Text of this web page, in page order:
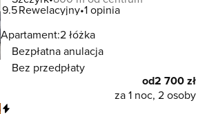
9.5Rewelacyjny 1 opinia
Apartament:2 łóżka
Bezpłatna anulacja
Bez przedpłaty
od2 700 zł
za 1 noc, 2 osoby